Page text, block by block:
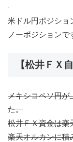
米ドル円ポジショ
ノーポジションで
【松井ＦＸ
メキシコペソ円が
た。
松井ＦＸ資金は楽
楽天オルカンに積